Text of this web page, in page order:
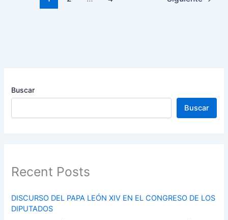
Buscar
Buscar
Recent Posts
DISCURSO DEL PAPA LEÓN XIV EN EL CONGRESO DE LOS
DIPUTADOS